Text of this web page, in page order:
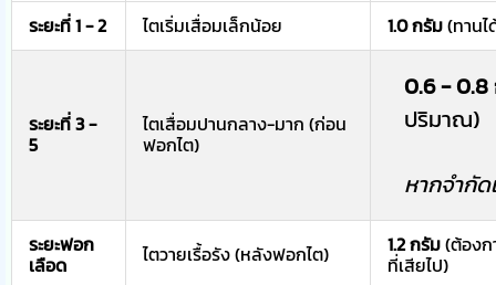
ระยะที่ 1 - 2
ไตเริ่มเสื่อมเล็กน้อย 1.0 กรัม(ทาน
ระยะที่ 3 -
5
ไตเสื่อมปานกลาง-มาก (ก่อน
ฟอกไต)
0.6 - 0.8
ปริมาณ)
หากจำกั
ระยะฟอก
เลือด ไตวายเรื้อรัง (หลังฟอกไต) 1.2 กรัม(ต้องก
ที่เสียไป)